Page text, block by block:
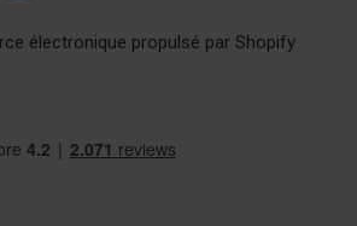
électronique propulsé par Shopify